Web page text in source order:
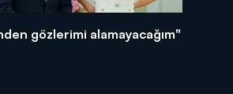
gözlerimi alamayacağım"